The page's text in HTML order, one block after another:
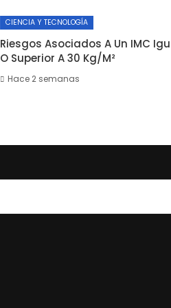
CIENCIA Y TECNOLOGÍA
Riesgos Asociados A Un IMC
O Superior A 30 Kg/m²
Hace 2 semanas